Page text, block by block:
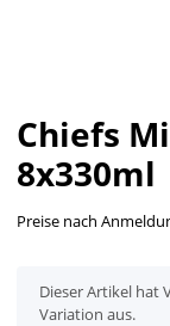
Chiefs
8x330ml
Preise nach
x
Dieser Artikel hat
Variation aus.